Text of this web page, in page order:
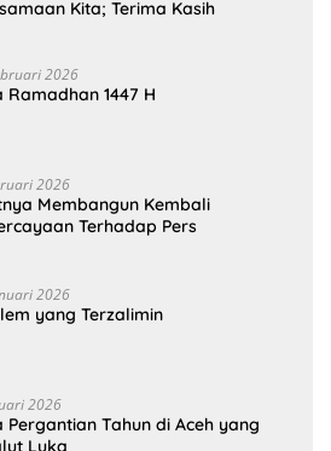
Kita; Terima Kasih
2026
Ramadhan 1447 H
2026
Membangun Kembali
Terhadap Pers
2026
yang Terzalimin
2026
Pergantian Tahun di Aceh yang
Luka